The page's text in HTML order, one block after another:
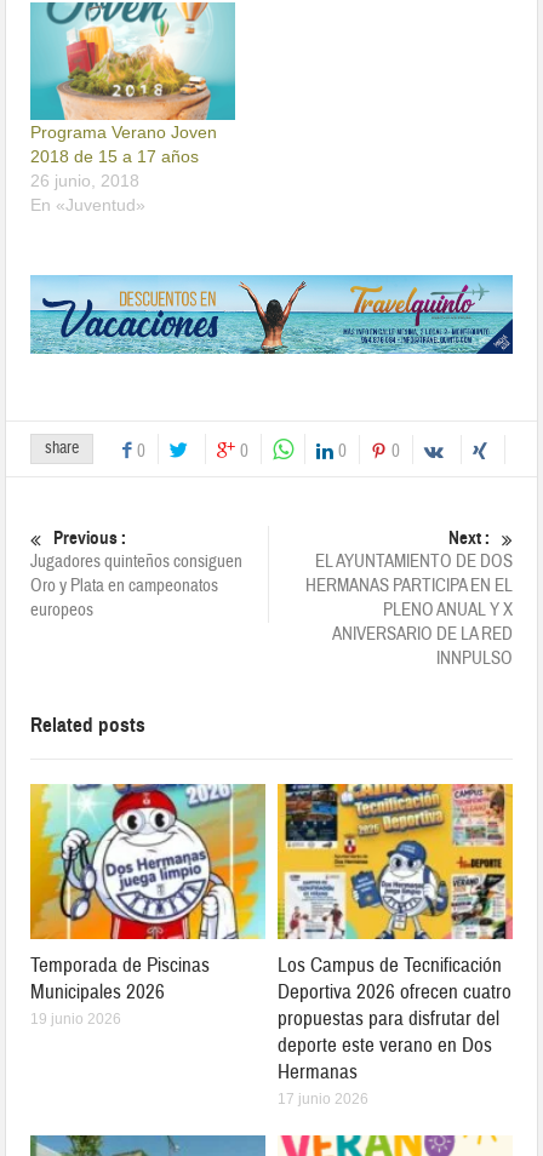
Programa Verano Joven
2018 de 15 a 17 años
26 junio, 2018
En «Juventud»
share 0 0 0 0
Previous :
Jugadores quinteños consiguen
Oro y Plata en campeonatos
europeos
Next :
EL AYUNTAMIENTO DE DOS
HERMANAS PARTICIPA EN EL
PLENO ANUAL Y X
ANIVERSARIO DE LA RED
INNPULSO
Related posts
Temporada de Piscinas
Municipales 2026
19 junio 2026
Los Campus de Tecnificación
Deportiva 2026 ofrecen cuatro
propuestas para disfrutar del
deporte este verano en Dos
Hermanas
17 junio 2026